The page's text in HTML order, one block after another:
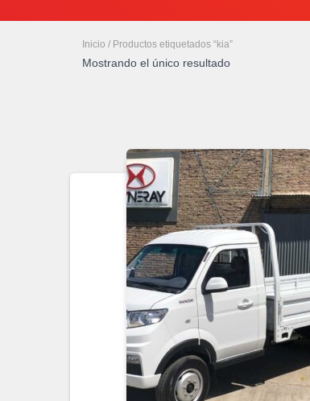
Inicio / Productos etiquetados “kia”
Mostrando el único resultado